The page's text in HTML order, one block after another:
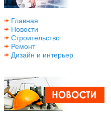
Главная
Новости
Строительство
Ремонт
Дизайн и интерьер